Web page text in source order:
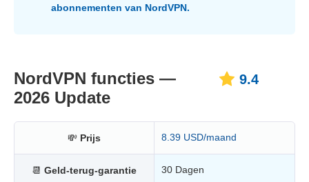
abonnementen van NordVPN.
NordVPN functies —
2026 Update
9.4
💸 Prijs 8.39 USD/maand
📆 Geld-terug-garantie 30 Dagen